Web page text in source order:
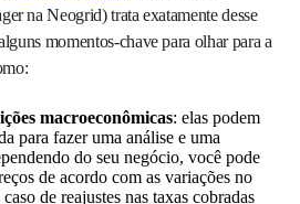
na Neogrid) trata exatamente desse
momentos-chave para olhar para a
macroeconômicas: elas podem
para fazer uma análise e uma
do seu negócio, você pode
de acordo com as variações no
de reajustes nas taxas cobradas